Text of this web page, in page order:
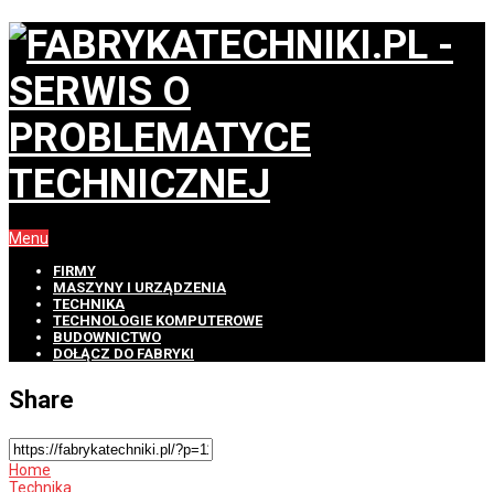
Menu
FIRMY
MASZYNY I URZĄDZENIA
TECHNIKA
TECHNOLOGIE KOMPUTEROWE
BUDOWNICTWO
DOŁĄCZ DO FABRYKI
Share
Home
Technika